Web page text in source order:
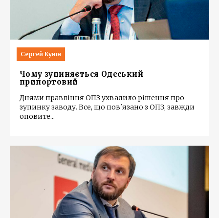
Сергей Куюн
Чому зупиняється Одеський
припортовий
Днями правління ОПЗ ухвалило рішення про
зупинку заводу. Все, що пов'язано з ОПЗ, завжди
оповите...